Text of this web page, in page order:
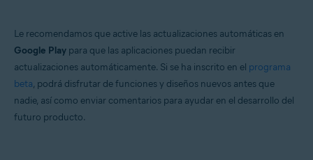
Avast SecureLine VPN 6.x para Android
Avast Cleanup 5.x para Android
Avast Passwords 1.x para Android
Le recomendamos que active las actualizaciones automáticas en
Google Play para que las aplicaciones puedan recibir
actualizaciones automáticamente. Si se ha inscrito en el programa
beta, podrá disfrutar de funciones y diseños nuevos antes que
nadie, así como enviar comentarios para ayudar en el desarrollo del
futuro producto.